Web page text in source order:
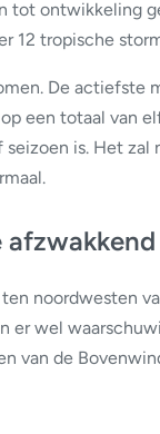
tot ontwikkeling
12 tropische
De actiefste
een totaal van
is. Het zal
afzwakkend
noordwesten
er wel
van de